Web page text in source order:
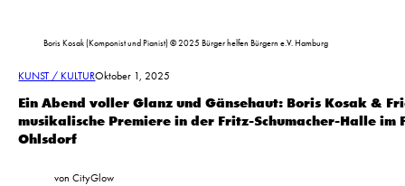
Boris Kosak (Komponist und Pianist) © 2025 Bürger helfen Bürgern e.V. Hamburg
KUNST / KULTUROktober 1, 2025
Ein Abend voller Glanz und Gänsehaut: Boris Kosak &
musikalische Premiere in der Fritz-Schumacher-Halle im
Ohlsdorf
von CityGlow